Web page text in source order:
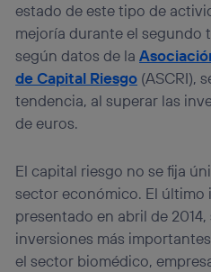
estado de este tipo de
mejoría durante el segundo
según datos de la
de Capital Riesgo (ASCRI),
tendencia, al superar las
de euros.
El capital riesgo no se fija
sector económico. El
presentado en abril de
inversiones más
el sector biomédico,